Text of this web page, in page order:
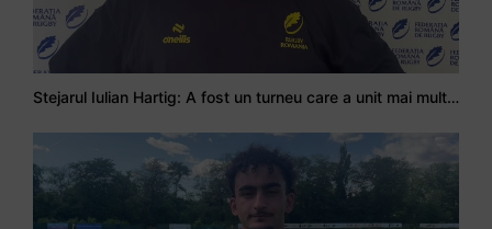
Stejarul Iulian Hartig: A fost un turneu care a unit mai mult echipa